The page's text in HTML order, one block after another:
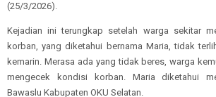
(25/3/2026).
Kejadian ini terungkap setelah warga sekitar
korban, yang diketahui bernama Maria, tidak
kemarin. Merasa ada yang tidak beres, warga
mengecek kondisi korban. Maria diketahui
Bawaslu Kabupaten OKU Selatan.